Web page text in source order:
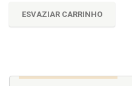
ESVAZIAR CARRINHO